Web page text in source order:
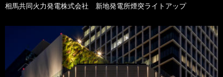
相馬共同火力発電株式会社 新地発電所煙突ライトアップ